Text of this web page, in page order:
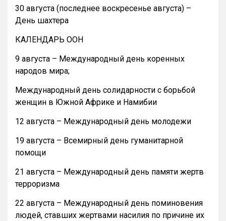
30 августа (последнее воскресенье августа) –
День шахтера
КАЛЕНДАРЬ ООН
9 августа – Международный день коренных
народов мира;
Международный день солидарности с борьбой
женщин в Южной Африке и Намибии
12 августа – Международный день молодежи
19 августа – Всемирный день гуманитарной
помощи
21 августа – Международный день памяти жертв
терроризма
22 августа – Международный день поминовения
людей, ставших жертвами насилия по причине их